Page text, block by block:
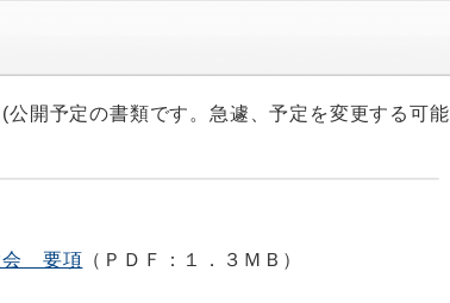
開予定の書類です。急遽、予定を変更する可能
会 要項 （ＰＤＦ：１．３ＭＢ）